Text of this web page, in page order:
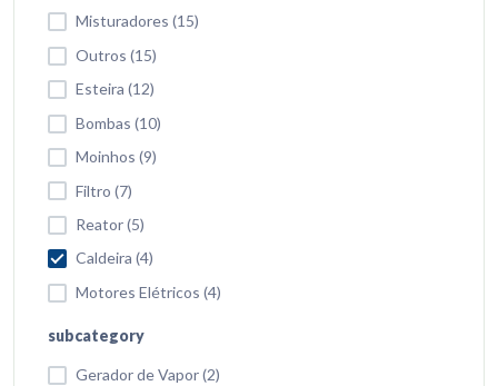
Misturadores (15)
Outros (15)
Esteira (12)
Bombas (10)
Moinhos (9)
Filtro (7)
Reator (5)
Caldeira (4)
Motores Elétricos (4)
subcategory
Gerador de Vapor (2)